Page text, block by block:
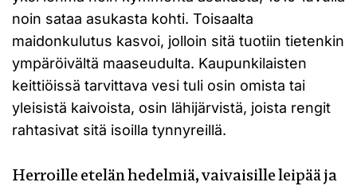
noin sataa asukasta kohti. Toisaalta
maidonkulutus kasvoi, jolloin sitä tuotiin tietenkin
ympäröivältä maaseudulta. Kaupunkilaisten
keittiöissä tarvittava vesi tuli osin omista tai
yleisistä kaivoista, osin lähijärvistä, joista rengit
rahtasivat sitä isoilla tynnyreillä.
Herroille etelän hedelmiä, vaivaisille leipää ja